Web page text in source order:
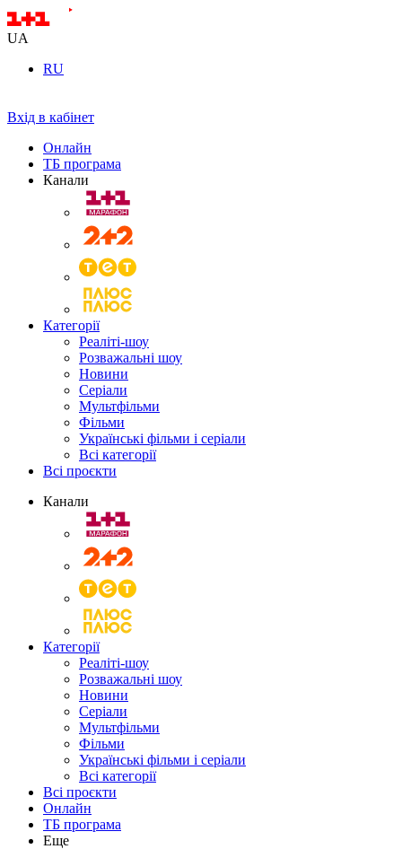
UA
RU
Вхід в кабінет
Онлайн
ТБ програма
Канали
Категорії
Реаліті-шоу
Розважальні шоу
Новини
Серіали
Мультфільми
Фільми
Українські фільми і серіали
Всі категорії
Всі проєкти
Канали
Категорії
Реаліті-шоу
Розважальні шоу
Новини
Серіали
Мультфільми
Фільми
Українські фільми і серіали
Всі категорії
Всі проєкти
Онлайн
ТБ програма
Еще